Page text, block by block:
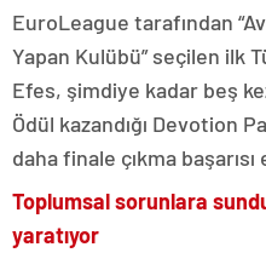
EuroLeague tarafından
Yapan Kulübü” seçilen ilk
Efes, şimdiye kadar beş
Ödül kazandığı Devotion
daha finale çıkma başarısı
Toplumsal sorunlara
yaratıyor